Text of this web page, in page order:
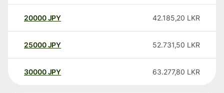
20000 JPY 42.185,20 LKR
25000 JPY 52.731,50 LKR
30000 JPY 63.277,80 LKR